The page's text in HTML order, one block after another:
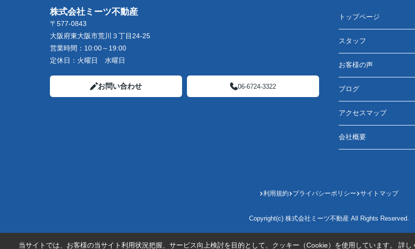
株式会社ミーツ不動産
〒577-0843
大阪府東大阪市荒川３丁目24-25
営業時間： 10:00～19:00
定休日： 火曜日 水曜日
お問い合わせ 06-6724-3322
トップページ
スタッフ
お客様の声
ブログ
アクセスマップ
会社概要
利用規約 プライバシーポリシー サイトマップ
Copyright(c) 株式会社ミーツ不動産 All Rights Reserved.
当サイトでは、お客様の当サイト利用状況把握、サービス向上検討を目的として、クッキー（Cookie）を使用しています。 詳し